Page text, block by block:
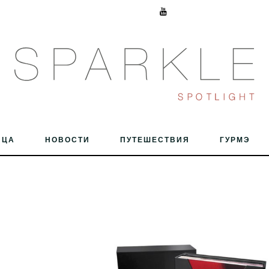
НОВОСТИ ПУТЕШЕСТВИЯ ГУРМЭ